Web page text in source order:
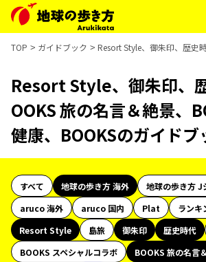
TOP ガイドブック Resort Style、御朱印、歴史
Resort Style、御朱印、
OOKS 旅の名言＆絶景、
健康、BOOKSのガイドブ
すべて 地球の歩き方 海外
地球の歩き方 J
aruco 海外
aruco 国内 Plat
ランキ
Resort Style
島旅 御朱印 歴史時代
BOOKS スペシャルコラボ
BOOKS 旅の名言